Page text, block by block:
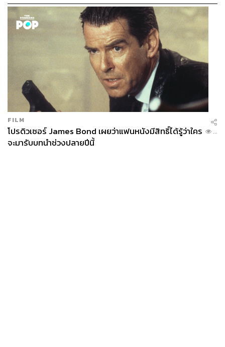
FILM
โปรดิวเซอร์ James Bond เผยว่าแฟนหนังมีสิทธิ์ได้รู้ว่าใคร
จะมารับบทนำช่วงปลายปีนี้
...